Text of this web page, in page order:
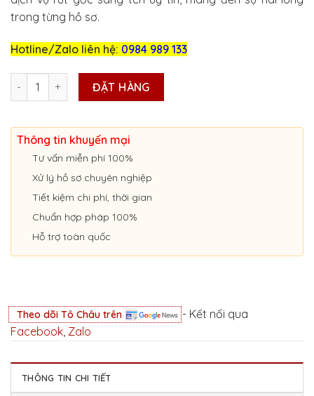
3.000.000₫.
trong từng hồ sơ.
Hotline/Zalo liên hệ: 0984 989 133
DỊCH VỤ RÚT GỐC, SANG TÊN XE Ở LẠNG SƠN số lượng
ĐẶT HÀNG
Thông tin khuyến mại
Tư vấn miễn phí 100%
Xử lý hồ sơ chuyên nghiệp
Tiết kiệm chi phí, thời gian
Chuẩn hợp pháp 100%
Hỗ trợ toàn quốc
Theo dõi Tô Châu trên
- Kết nối qua
Facebook Zalo
THÔNG TIN CHI TIẾT